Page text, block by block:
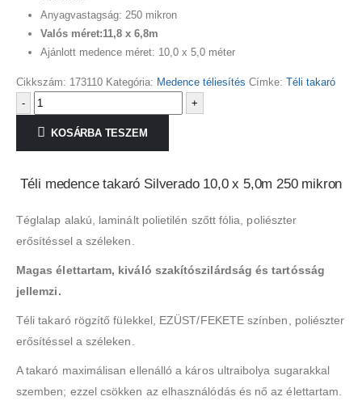
Anyagvastagság: 250 mikron
Valós méret:11,8 x 6,8m
Ajánlott medence méret: 10,0 x 5,0 méter
Cikkszám: 173110 Kategória: Medence téliesítés Címke: Téli takaró
-
+
KOSÁRBA TESZEM
Téli medence takaró Silverado 10,0 x 5,0m 250 mikron
Téglalap alakú, laminált polietilén szőtt fólia, poliészter
erősítéssel a széleken.
Magas élettartam, kiváló szakítószilárdság és tartósság
jellemzi.
Téli takaró rögzítő fülekkel, EZÜST/FEKETE színben, poliészter
erősítéssel a széleken.
A takaró maximálisan ellenálló a káros ultraibolya sugarakkal
szemben; ezzel csökken az elhasználódás és nő az élettartam.